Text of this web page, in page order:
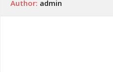
Author: admin